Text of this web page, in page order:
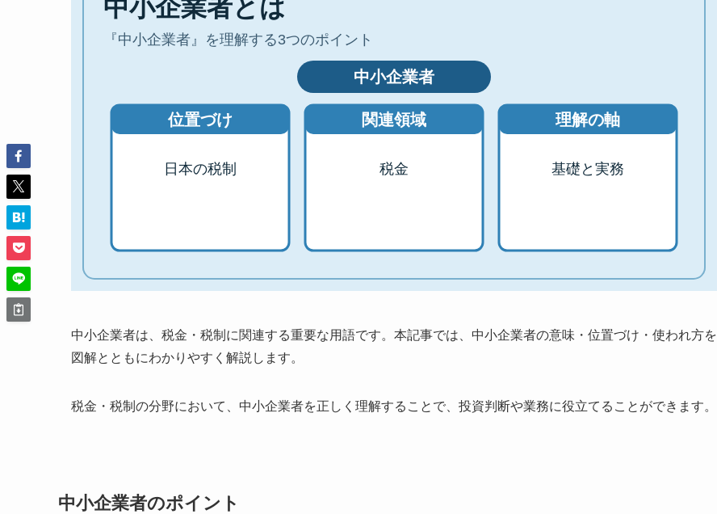
中小企業者は、税金・税制に関連する重要な用語です。本記事では、中小企業者の意味・位置づけ・使われ方を
図解とともにわかりやすく解説します。
税金・税制の分野において、中小企業者を正しく理解することで、投資判断や業務に役立てることができます。
中小企業者のポイント